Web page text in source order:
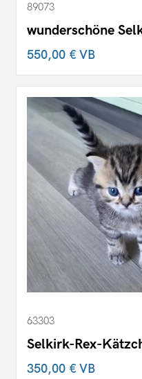
89073
wunderschöne
550,00 €VB
63303
Selkirk-Rex-
350,00 €VB